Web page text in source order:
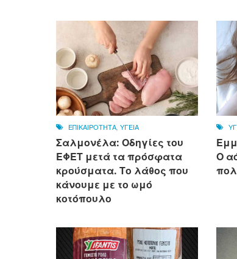
ΕΠΙΚΑΙΡΟΤΗΤΑ ΥΓΕΙΑ
Σαλμονέλα: Οδηγίες του
ΕΦΕΤ μετά τα πρόσφατα
κρούσματα. Το λάθος που
κάνουμε με το ωμό
κοτόπουλο
Ο